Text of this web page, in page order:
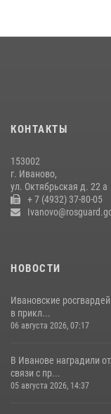
КОНТАКТЫ
153002
г. Иваново,
ул. Октябрьская д. 22 а
+ 7 (4932) 37-80-05
НОВОСТИ
Ивановские
в прикл...
06 августа 2026, 07:17
В Иванове наградили
связи с пр...
05 августа 2026, 14:37